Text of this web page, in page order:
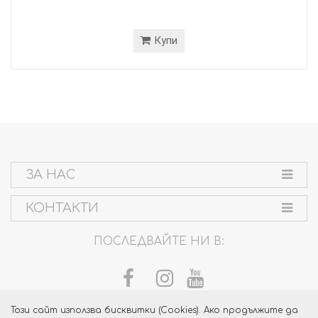
Този сайт използва бисквитки (Cookies). Ако продължите да
Купи
ЗА НАС
КОНТАКТИ
ПОСЛЕДВАЙТЕ НИ В: